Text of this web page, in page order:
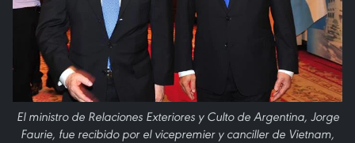
El ministro de Relaciones Exteriores y Culto de Argentina, Jorge
Faurie, fue recibido por el vicepremier y canciller de Vietnam,